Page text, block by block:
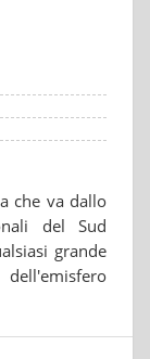
che va dallo
del Sud
grande